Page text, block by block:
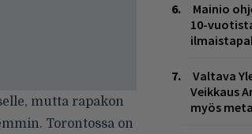
mutta rapakon
Torontossa on
Mainio
10-
Valtava
Veikkaus
myös